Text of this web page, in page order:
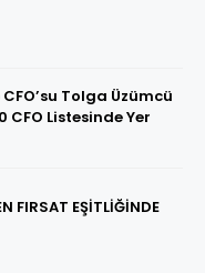
Tolga Üzümcü
CFO Listesinde Yer
FIRSAT EŞİTLİĞİNDE